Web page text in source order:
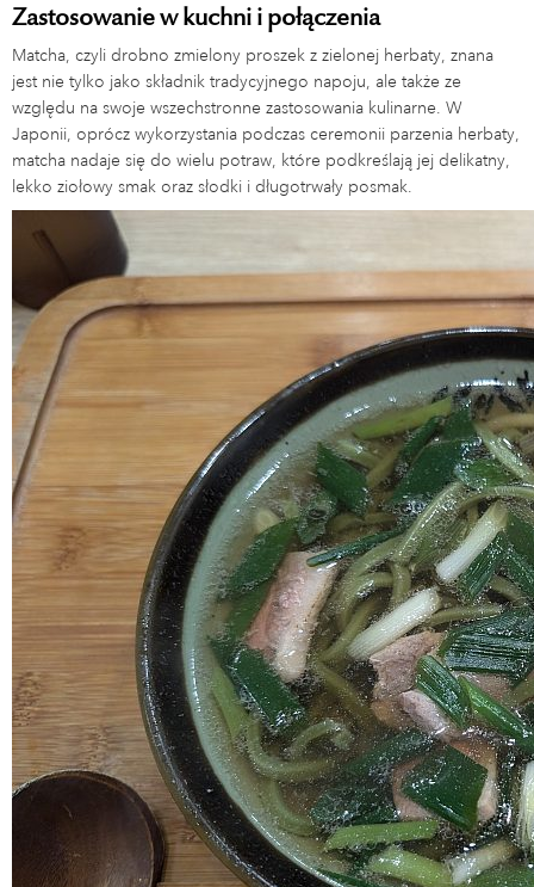
Zastosowanie w kuchni i połączenia
Matcha, czyli drobno zmielony proszek z zielonej herbaty, znana
jest nie tylko jako składnik tradycyjnego napoju, ale także ze
względu na swoje wszechstronne zastosowania kulinarne. W
Japonii, oprócz wykorzystania podczas ceremonii parzenia herbaty,
matcha nadaje się do wielu potraw, które podkreślają jej delikatny,
lekko ziołowy smak oraz słodki i długotrwały posmak.